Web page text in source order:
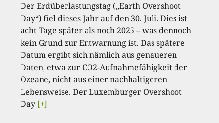
Der Erdüberlastungstag („Earth Overshoot
Day“) fiel dieses Jahr auf den 30. Juli. Dies ist
acht Tage später als noch 2025 – was dennoch
kein Grund zur Entwarnung ist. Das spätere
Datum ergibt sich nämlich aus genaueren
Daten, etwa zur CO2-Aufnahmefähigkeit der
Ozeane, nicht aus einer nachhaltigeren
Lebensweise. Der Luxemburger Overshoot
Day [+]